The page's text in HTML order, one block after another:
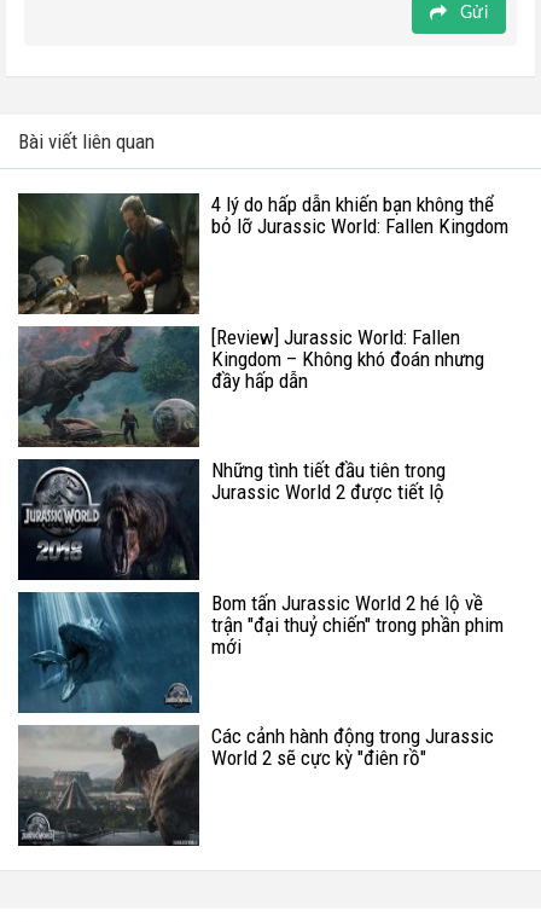
Gửi
Bài viết liên quan
4 lý do hấp dẫn khiến bạn không thể
bỏ lỡ Jurassic World: Fallen Kingdom
[Review] Jurassic World: Fallen
Kingdom – Không khó đoán nhưng
đầy hấp dẫn
Những tình tiết đầu tiên trong
Jurassic World 2 được tiết lộ
Bom tấn Jurassic World 2 hé lộ về
trận "đại thuỷ chiến" trong phần phim
mới
Các cảnh hành động trong Jurassic
World 2 sẽ cực kỳ "điên rồ"